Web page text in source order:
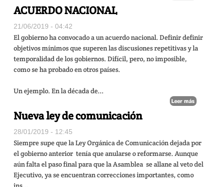
ACUERDO NACIONAL
21/06/2019 - 04:42
El gobierno ha convocado a un acuerdo nacional. Definir definir
objetivos mínimos que superen las discusiones repetitivas y la
temporalidad de los gobiernos. Difícil, pero, no imposible,
como se ha probado en otros países.
Un ejemplo. En la década de...
Leer más
Nueva ley de comunicación
28/01/2019 - 12:45
Siempre supe que la Ley Orgánica de Comunicación dejada por
el gobierno anterior tenía que anularse o reformarse. Aunque
aún falta el paso final para que la Asamblea se allane al veto del
Ejecutivo, ya se encuentran correcciones importantes, como